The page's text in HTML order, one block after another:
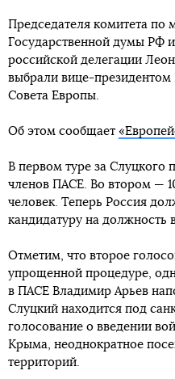
Председателя комитета
Государственной думы РФ
российской делегации
выбрали вице-
Совета Европы.
Об этом сообщает
В первом туре за Слуцкого
членов ПАСЕ. Во втором —
человек. Теперь Россия
кандидатуру на должность
Отметим, что второе
упрощенной процедуре,
в ПАСЕ Владимир Арьев
Слуцкий находится под
голосование о введении
Крыма, неоднократное
территорий.